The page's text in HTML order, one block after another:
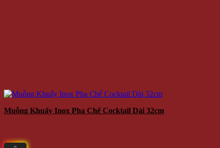
Muỗng Khuấy Inox Pha Chế Cocktail Dài 32cm